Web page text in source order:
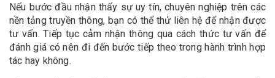
Nếu bước đầu nhận thấy sự uy tín, chuyên nghiệp trên các
nền tảng truyền thông, bạn có thể thử liên hệ để nhận được
tư vấn. Tiếp tục cảm nhận thông qua cách thức tư vấn để
đánh giá có nên đi đến bước tiếp theo trong hành trình hợp
tác hay không.